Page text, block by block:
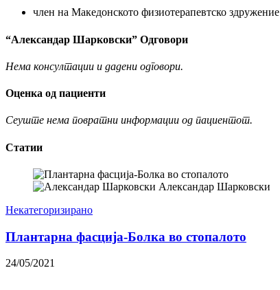
член на Македонското физиотерапевтско здружение
“Александар Шарковски” Одговори
Нема консултации и дадени одговори.
Оценка од пациенти
Сеуште нема повратни информации од пациентот.
Статии
Александар Шарковски
Некатегоризирано
Плантарна фасција-Болка во стопалото
24/05/2021